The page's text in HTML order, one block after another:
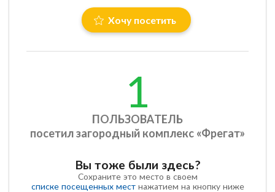
Хочу посетить
1
ПОЛЬЗОВАТЕЛЬ
посетил загородный комплекс «Фрегат»
Вы тоже были здесь?
Сохраните это место в своем
списке посещенных местнажатием на кнопку ниже